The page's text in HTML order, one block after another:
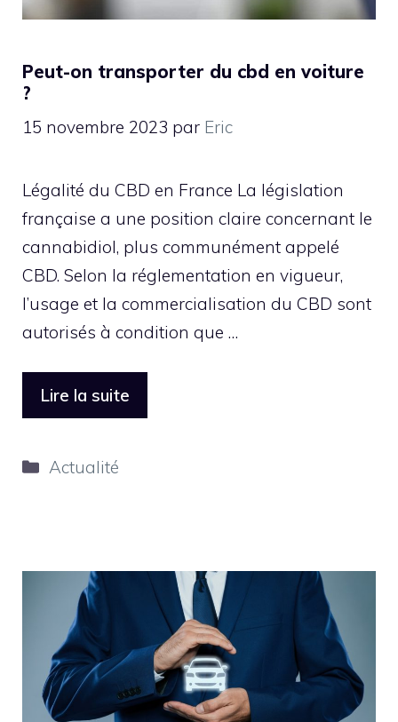
Peut-on transporter du cbd en voiture
?
15 novembre 2023 par Eric
Légalité du CBD en France La législation
française a une position claire concernant le
cannabidiol, plus communément appelé
CBD. Selon la réglementation en vigueur,
l’usage et la commercialisation du CBD sont
autorisés à condition que …
Lire la suite
Catégories
Actualité